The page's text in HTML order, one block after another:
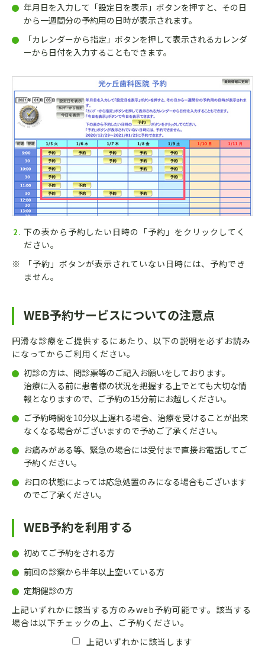
年月日を入力して「設定日を表示」ボタンを押すと、その日
から一週間分の予約用の日時が表示されます。
「カレンダーから指定」ボタンを押して表示されるカレンダ
ーから日付を入力することもできます。
2. 下の表から予約したい日時の「予約」をクリックしてく
ださい。
※
「予約」ボタンが表示されていない日時には、予約でき
ません。
WEB予約サービスについての注意点
円滑な診療をご提供するにあたり、以下の説明を必ずお読み
になってからご利用ください。
初診の方は、問診票等のご記入お願いをしております。
治療に入る前に患者様の状況を把握する上でとても大切な情
報となりますので、ご予約の15分前にお越しください。
ご予約時間を10分以上遅れる場合、治療を受けることが出来
なくなる場合がございますので予めご了承ください。
お痛みがある等、緊急の場合には受付まで直接お電話してご
予約ください。
お口の状態によっては応急処置のみになる場合もございます
のでご了承ください。
WEB予約を利用する
初めてご予約をされる方
前回の診察から半年以上空いている方
定期健診の方
上記いずれかに該当する方のみweb予約可能です。該当する
場合は以下チェックの上、ご予約ください。
上記いずれかに該当します